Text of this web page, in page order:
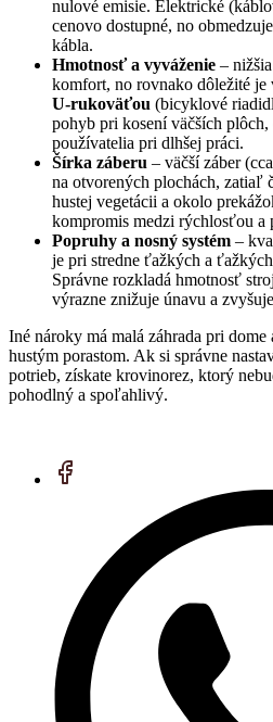
nulové emisie. Elektrické
cenovo dostupné, no
kábla.
Hmotnosť a vyváženie –
komfort, no rovnako dôležité je
U-rukoväťou (bicyklové
pohyb pri kosení väčších plôch,
používatelia pri dlhšej práci.
Šírka záberu – väčší záber
na otvorených plochách, zatiaľ
hustej vegetácii a okolo
kompromis medzi rýchlosťou a
Popruhy a nosný systém –
je pri stredne ťažkých a
Správne rozkladá hmotnosť
výrazne znižuje únavu a
Iné nároky má malá záhrada pri
hustým porastom. Ak si správne
potrieb, získate krovinorez, ktorý
pohodlný a spoľahlivý.